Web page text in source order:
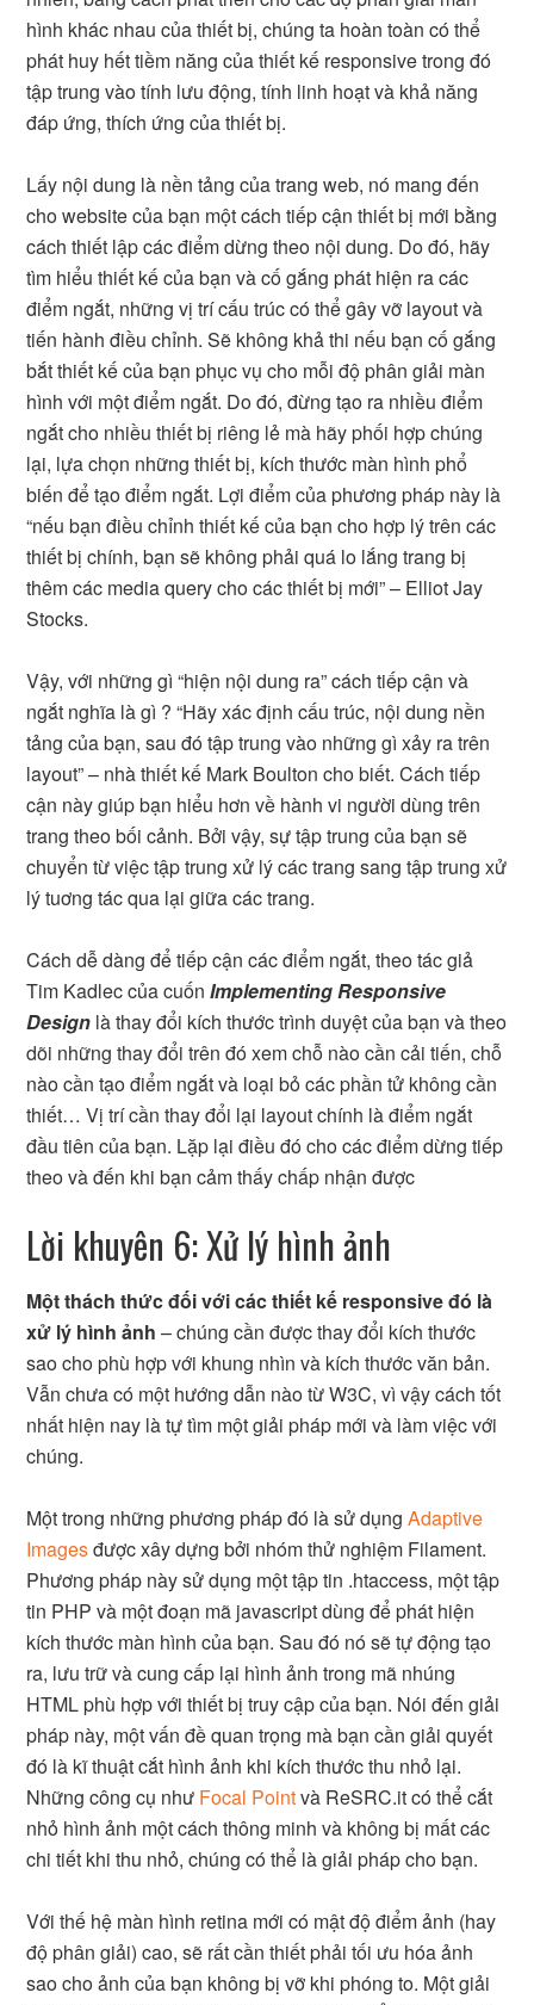
hình khác nhau của thiết bị, chúng ta hoàn toàn có thể
phát huy hết tiềm năng của thiết kế responsive trong đó
tập trung vào tính lưu động, tính linh hoạt và khả năng
đáp ứng, thích ứng của thiết bị.
Lấy nội dung là nền tảng của trang web, nó mang đến
cho website của bạn một cách tiếp cận thiết bị mới bằng
cách thiết lập các điểm dừng theo nội dung. Do đó, hãy
tìm hiểu thiết kế của bạn và cố gắng phát hiện ra các
điểm ngắt, những vị trí cấu trúc có thể gây vỡ layout và
tiến hành điều chỉnh. Sẽ không khả thi nếu bạn cố gắng
bắt thiết kế của bạn phục vụ cho mỗi độ phân giải màn
hình với một điểm ngắt. Do đó, đừng tạo ra nhiều điểm
ngắt cho nhiều thiết bị riêng lẻ mà hãy phối hợp chúng
lại, lựa chọn những thiết bị, kích thước màn hình phổ
biến để tạo điểm ngắt. Lợi điểm của phương pháp này là
“nếu bạn điều chỉnh thiết kế của bạn cho hợp lý trên các
thiết bị chính, bạn sẽ không phải quá lo lắng trang bị
thêm các media query cho các thiết bị mới” – Elliot Jay
Stocks.
Vậy, với những gì “hiện nội dung ra” cách tiếp cận và
ngắt nghĩa là gì ? “Hãy xác định cấu trúc, nội dung nền
tảng của bạn, sau đó tập trung vào những gì xảy ra trên
layout” – nhà thiết kế Mark Boulton cho biết. Cách tiếp
cận này giúp bạn hiểu hơn về hành vi người dùng trên
trang theo bối cảnh. Bởi vậy, sự tập trung của bạn sẽ
chuyển từ việc tập trung xử lý các trang sang tập trung xử
lý tuơng tác qua lại giữa các trang.
Cách dễ dàng để tiếp cận các điểm ngắt, theo tác giả
Tim Kadlec của cuốnImplementing Responsive
Design là thay đổi kích thước trình duyệt của bạn và theo
dõi những thay đổi trên đó xem chỗ nào cần cải tiến, chỗ
nào cần tạo điểm ngắt và loại bỏ các phần tử không cần
thiết… Vị trí cần thay đổi lại layout chính là điểm ngắt
đầu tiên của bạn. Lặp lại điều đó cho các điểm dừng tiếp
theo và đến khi bạn cảm thấy chấp nhận được
Lời khuyên 6: Xử lý hình ảnh
Một thách thức đối với các thiết kế responsive đó là
xử lý hình ảnh – chúng cần được thay đổi kích thước
sao cho phù hợp với khung nhìn và kích thước văn bản.
Vẫn chưa có một hướng dẫn nào từ W3C, vì vậy cách tốt
nhất hiện nay là tự tìm một giải pháp mới và làm việc với
chúng.
Một trong những phương pháp đó là sử dụngAdaptive
Imagesđược xây dựng bởi nhóm thử nghiệm Filament.
Phương pháp này sử dụng một tập tin .htaccess, một tập
tin PHP và một đoạn mã javascript dùng để phát hiện
kích thước màn hình của bạn. Sau đó nó sẽ tự động tạo
ra, lưu trữ và cung cấp lại hình ảnh trong mã nhúng
HTML phù hợp với thiết bị truy cập của bạn. Nói đến giải
pháp này, một vấn đề quan trọng mà bạn cần giải quyết
đó là kĩ thuật cắt hình ảnh khi kích thước thu nhỏ lại.
Những công cụ như Focal Pointvà ReSRC.it có thể cắt
nhỏ hình ảnh một cách thông minh và không bị mất các
chi tiết khi thu nhỏ, chúng có thể là giải pháp cho bạn.
Với thế hệ màn hình retina mới có mật độ điểm ảnh (hay
độ phân giải) cao, sẽ rất cần thiết phải tối ưu hóa ảnh
sao cho ảnh của bạn không bị vỡ khi phóng to. Một giải